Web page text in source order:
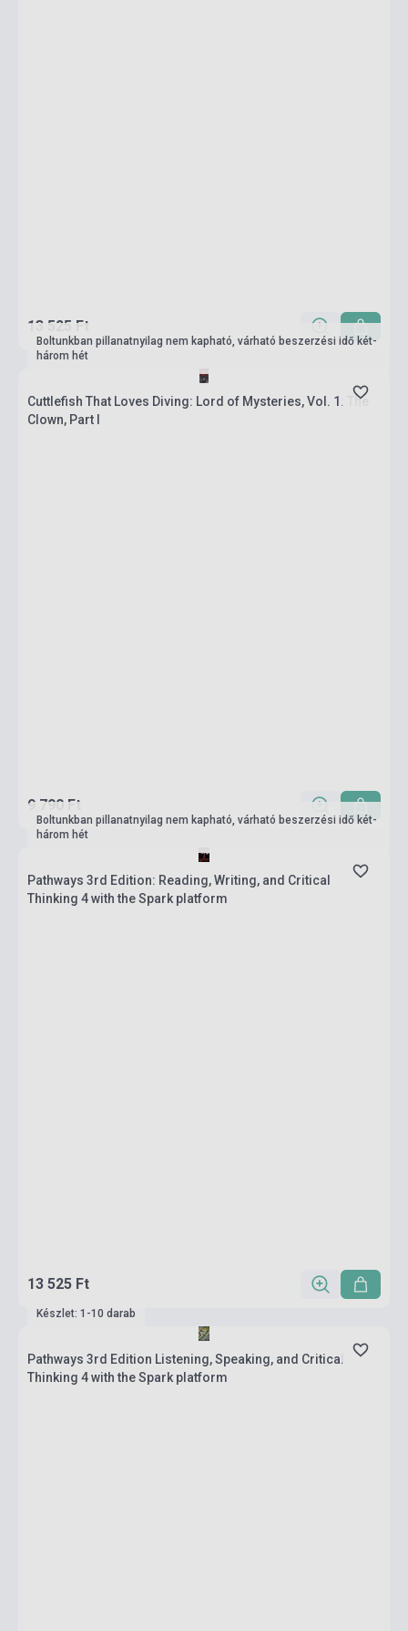
13 525 Ft
Boltunkban pillanatnyilag nem kapható, várható beszerzési idő két-
három hét
Cuttlefish That Loves Diving: Lord of Mysteries, Vol. 1: The
Clown, Part I
9 790 Ft
Boltunkban pillanatnyilag nem kapható, várható beszerzési idő két-
három hét
Pathways 3rd Edition: Reading, Writing, and Critical
Thinking 4 with the Spark platform
13 525 Ft
Készlet: 1-10 darab
Pathways 3rd Edition Listening, Speaking, and Critical
Thinking 4 with the Spark platform